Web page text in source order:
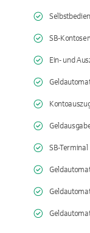
SB-
Ein- und
SB-Terminal